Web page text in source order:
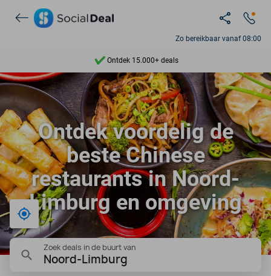
Zo bereikbaar vanaf 08:00
Ontdek 15.000+ deals
7 dagen per week beschikbaar
10+ miljoen leden
9,4
Ontdek 15.000+ deals
Ontdek voordelig de
beste Chinese
restaurants in Noord-
Limburg en omgeving
Bij mij in de buurt
Zoek deals in de buurt van
Noord-Limburg